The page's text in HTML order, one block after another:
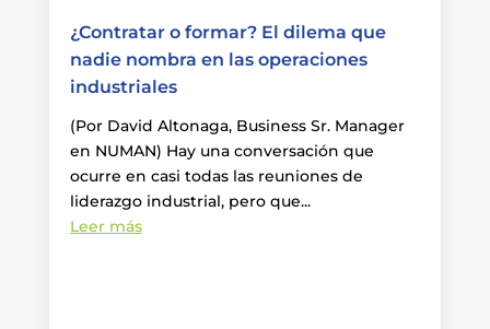
¿Contratar o formar? El dilema que
nadie nombra en las operaciones
industriales
(Por David Altonaga, Business Sr. Manager
en NUMAN) Hay una conversación que
ocurre en casi todas las reuniones de
liderazgo industrial, pero que...
Leer más